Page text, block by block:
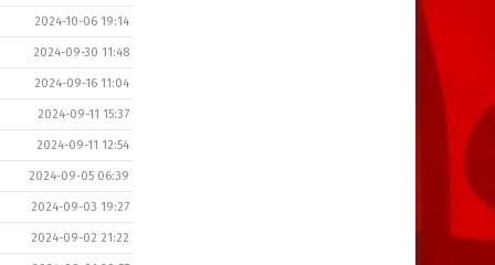
2024-10-06 19:14
2024-09-30 11:48
2024-09-16 11:04
2024-09-11 15:37
2024-09-11 12:54
2024-09-05 06:39
2024-09-03 19:27
2024-09-02 21:22